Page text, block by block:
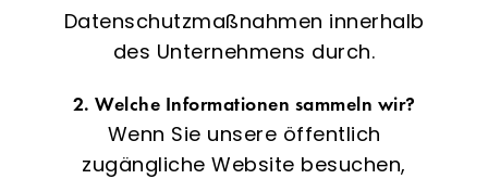
Datenschutzmaßnahmen innerhalb
des Unternehmens durch.
2. Welche Informationen sammeln wir?
Wenn Sie unsere öffentlich
zugängliche Website besuchen,